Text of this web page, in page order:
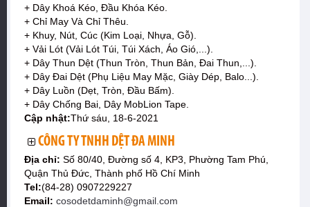
+ Dây Khoá Kéo, Đầu Khóa Kéo.
+ Chỉ May Và Chỉ Thêu.
+ Khuy, Nút, Cúc (Kim Loại, Nhựa, Gỗ).
+ Vải Lót (Vải Lót Túi, Túi Xách, Áo Gió,...).
+ Dây Thun Dệt (Thun Tròn, Thun Bản, Đai Thun,...).
+ Dây Đai Dệt (Phụ Liệu May Mặc, Giày Dép, Balo...).
+ Dây Luồn (Dẹt, Tròn, Đầu Bấm).
+ Dây Chống Bai, Dây MobLion Tape.
Cập nhật:Thứ sáu, 18-6-2021
CÔNG TY TNHH DỆT ĐA MINH
Địa chỉ: Số 80/40, Đường số 4, KP3, Phường Tam Phú,
Quận Thủ Đức, Thành phố Hồ Chí Minh
Tel:(84-28) 0907229227
Email: cosodetdaminh@gmail.com